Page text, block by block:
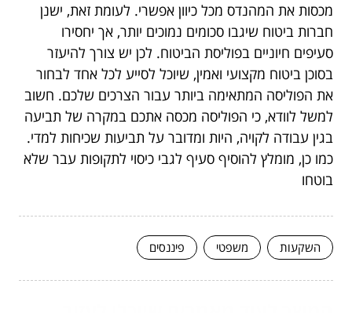
מכסות את המהנדס מכל כיוון אפשרי. לעומת זאת, ישנן
חברות ביטוח שיגבו סכומים נמוכים יותר, אך יחסירו
סעיפים חיוניים בפוליסת הביטוח. לכן יש צורך להיעזר
בסוכן ביטוח מקצועי ואמין, שיוכל לסייע לכל אחד לבחור
את הפוליסה המתאימה ביותר עבור הצרכים שלכם. חשוב
למשל לוודא, כי הפוליסה מכסה אתכם במקרה של תביעה
בגין עבודה לקויה, היות ומדובר על תביעות שכיחות למדי.
כמו כן, מומלץ להוסיף סעיף לגבי כיסוי לתקופות עבר שלא
בוטחו
השקעות משפטי פיננסים